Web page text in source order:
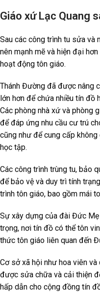
Giáo xứ Lạc Quang
Sau các công trình tu sửa và
nên mạnh mẽ và hiện đại
hoạt động tôn giáo.
Thánh Đường đã được nâng
lớn hơn để chứa nhiều tín đồ
Các phòng nhà xứ và phòng
để đáp ứng nhu cầu cư trú
cũng như để cung cấp
học tập.
Các công trình trùng tu, bảo
để bảo vệ và duy trì tính
trình tôn giáo, bao gồm mái
Sự xây dựng của đài Đức
trọng, nơi tín đồ có thể tôn
thức tôn giáo liên quan đến
Cơ sở xã hội như hoa viên
được sửa chữa và cải thiện
hấp dẫn cho cộng đồng tín